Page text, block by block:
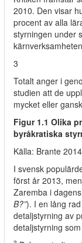
2010. Den visar
procent av alla
styrningen under
3
Totalt anger i
studien att de
mycket eller
Figur 1.1 Olika
byråkratiska
Källa: Brante
I svensk
först år 2013,
Zaremba i
B?”). I en lång
detaljstyrning av
detaljstyrning